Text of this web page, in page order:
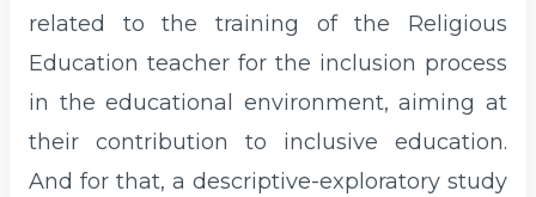
related to the training of the Religious
Education teacher for the inclusion process
in the educational environment, aiming at
their contribution to inclusive education.
And for that, a descriptive-exploratory study